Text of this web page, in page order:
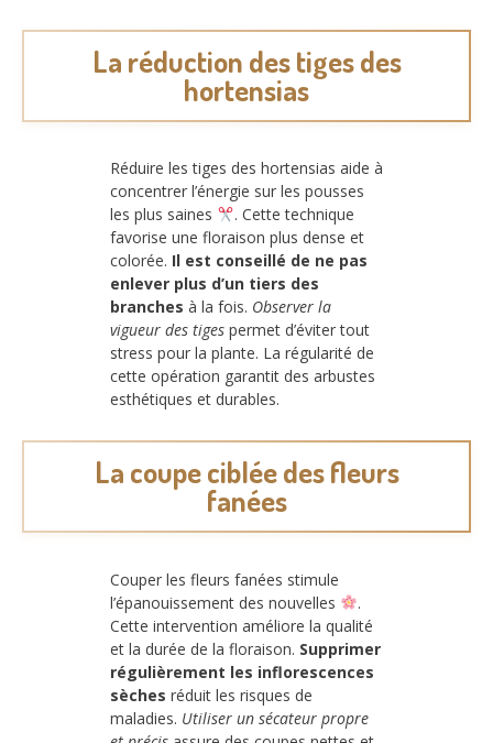
La réduction des tiges des
hortensias
Réduire les tiges des hortensias aide à
concentrer l’énergie sur les pousses
les plus saines
. Cette technique
favorise une floraison plus dense et
colorée. Il est conseillé de ne pas
enlever plus d’un tiers des
branches à la fois. Observer la
vigueur des tiges permet d’éviter tout
stress pour la plante. La régularité de
cette opération garantit des arbustes
esthétiques et durables.
La coupe ciblée des fleurs
fanées
Couper les fleurs fanées stimule
l’épanouissement des nouvelles
.
Cette intervention améliore la qualité
et la durée de la floraison. Supprimer
régulièrement les inflorescences
sèches réduit les risques de
maladies. Utiliser un sécateur propre